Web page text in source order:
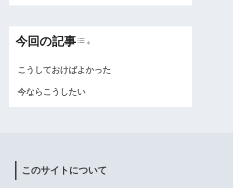
今回の記事Toggle Table of Content
こうしておけばよかった
今ならこうしたい
このサイトについて